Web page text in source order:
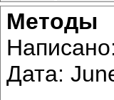
Методы
Написано:
Дата: